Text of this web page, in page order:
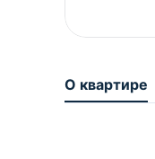
О квартире